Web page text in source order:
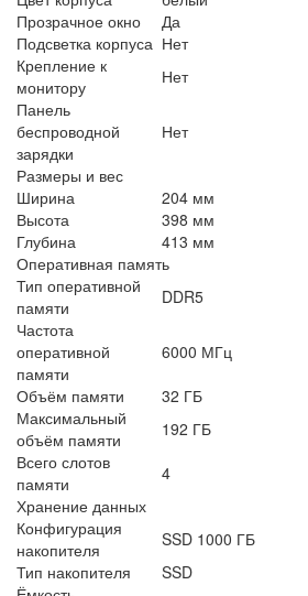
Прозрачное окно
Да
Подсветка корпуса Нет
Крепление к
монитору
Нет
Панель
беспроводной
зарядки
Нет
Размеры и вес
Ширина
204 мм
Высота
398 мм
Глубина
413 мм
Оперативная память
Тип оперативной
памяти
DDR5
Частота
оперативной
памяти
6000 МГц
Объём памяти
32 ГБ
Максимальный
объём памяти
192 ГБ
Всего слотов
памяти
4
Хранение данных
Конфигурация
накопителя
SSD 1000 ГБ
Тип накопителя
SSD